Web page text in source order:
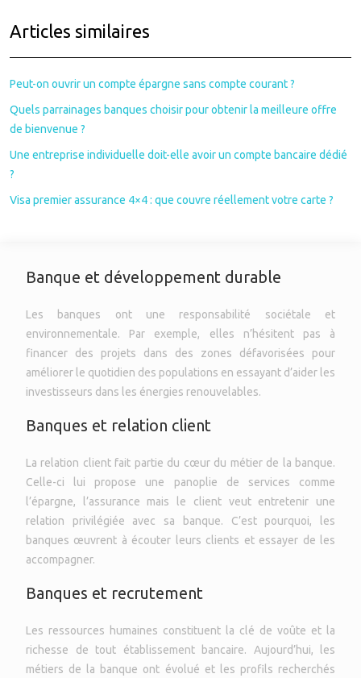
Articles similaires
Peut-on ouvrir un compte épargne sans compte courant ?
Quels parrainages banques choisir pour obtenir la meilleure offre
de bienvenue ?
Une entreprise individuelle doit-elle avoir un compte bancaire dédié
?
Visa premier assurance 4×4 : que couvre réellement votre carte ?
Banque et développement durable
Les banques ont une responsabilité sociétale et
environnementale. Par exemple, elles n’hésitent pas à
financer des projets dans des zones défavorisées pour
améliorer le quotidien des populations en essayant d’aider les
investisseurs dans les énergies renouvelables.
Banques et relation client
La relation client fait partie du cœur du métier de la banque.
Celle-ci lui propose une panoplie de services comme
l’épargne, l’assurance mais le client veut entretenir une
relation privilégiée avec sa banque. C’est pourquoi, les
banques œuvrent à écouter leurs clients et essayer de les
accompagner.
Banques et recrutement
Les ressources humaines constituent la clé de voûte et la
richesse de tout établissement bancaire. Aujourd’hui, les
métiers de la banque ont évolué et les profils recherchés